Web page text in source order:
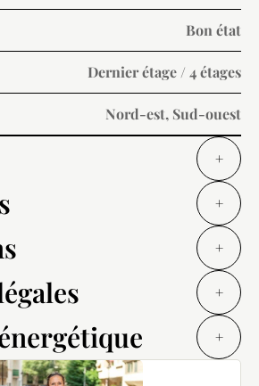
Bon état
Dernier étage / 4 étages
Nord-est, Sud-ouest
+
+
+
+
+